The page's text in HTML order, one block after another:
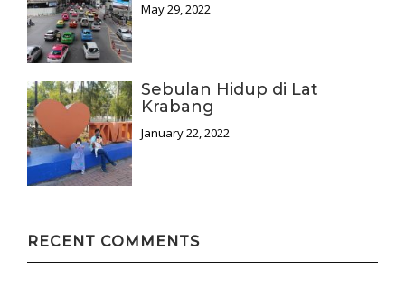
May 29, 2022
Sebulan Hidup di Lat
Krabang
January 22, 2022
RECENT COMMENTS